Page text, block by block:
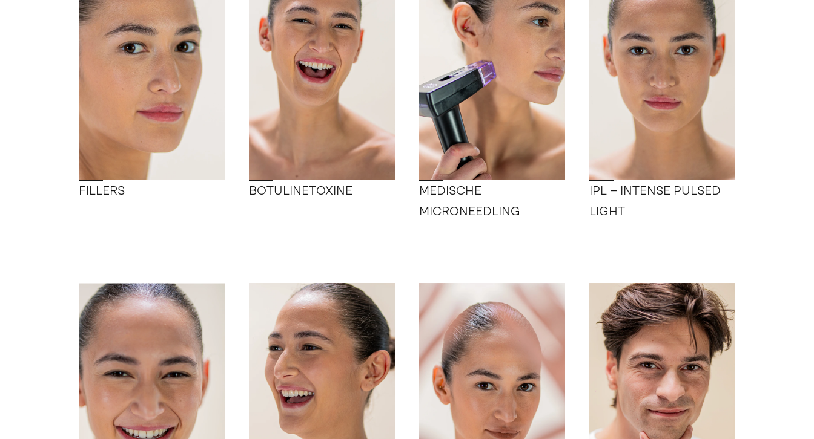
FILLERS BOTULINETOXINE
MEDISCHE
MICRONEEDLING
IPL – INTENSE PULSED
LIGHT